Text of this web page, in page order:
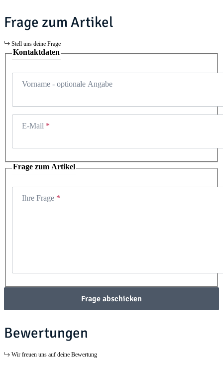
Frage zum Artikel
Stell uns deine Frage
Kontaktdaten
Vorname - optionale Angabe
E-Mail
Frage zum Artikel
Ihre Frage
Frage abschicken
Bewertungen
Wir freuen uns auf deine Bewertung